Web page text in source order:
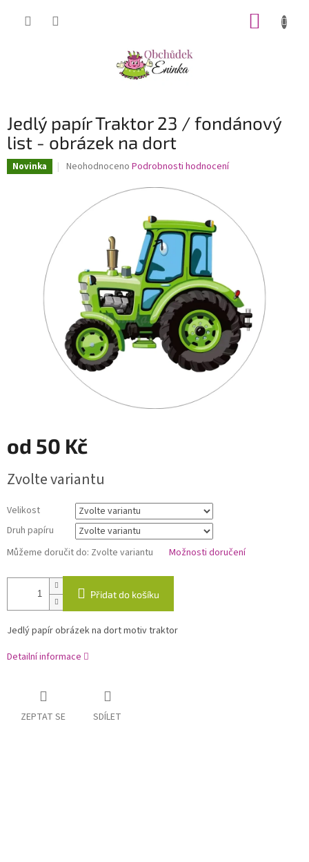
Jedlý papír Traktor 23 / fondánový
list - obrázek na dort
Novinka
Průměrné
0,0
z
hvězdiček.
Neohodnoceno Podrobnosti hodnocení
od 50 Kč
cena:
Zvolte variantu
Velikost
Druh papíru
Můžeme doručit do: Zvolte variantu Možnosti doručení
Přidat do košíku
Jedlý papír obrázek na dort motiv traktor
Detailní informace
ZEPTAT SE SDÍLET